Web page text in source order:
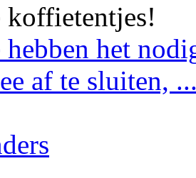
koffietentjes!
het
af te sluiten,